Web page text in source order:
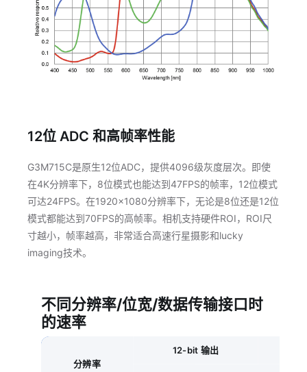
12位 ADC 和高帧率性能
G3M715C是原生12位ADC，提供4096级灰度层次。即使
在4K分辨率下，8位模式也能达到47FPS的帧率，12位模式
可达24FPS。在1920×1080分辨率下，无论是8位还是12位
模式都能达到70FPS的高帧率。相机支持硬件ROI，ROI尺
寸越小，帧率越高，非常适合高速行星摄影和lucky
imaging技术。
不同分辨率/位宽/数据传输接口时
的速率
分辨率
12-bit 输出